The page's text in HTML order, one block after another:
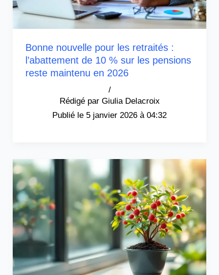
Bonne nouvelle pour les retraités :
l’abattement de 10 % sur les pensions
reste maintenu en 2026
Giulia Delacroix
/
5 janvier 2026 à 04:32